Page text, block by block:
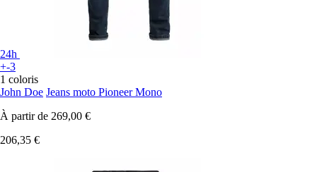
24h
+-3
1 coloris
John Doe Jeans moto Pioneer Mono
À partir de 269,00 €
206,35 €